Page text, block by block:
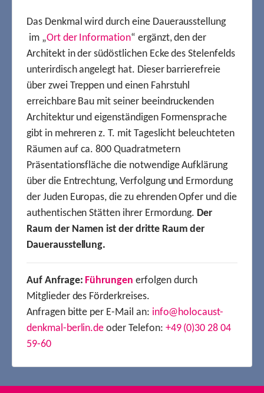
Das Denkmal wird durch eine Dauerausstellung
im „Ort der Information“ ergänzt, den der
Architekt in der südöstlichen Ecke des Stelenfelds
unterirdisch angelegt hat. Dieser barrierefreie
über zwei Treppen und einen Fahrstuhl
erreichbare Bau mit seiner beeindruckenden
Architektur und eigenständigen Formensprache
gibt in mehreren z. T. mit Tageslicht beleuchteten
Räumen auf ca. 800 Quadratmetern
Präsentationsfläche die notwendige Aufklärung
über die Entrechtung, Verfolgung und Ermordung
der Juden Europas, die zu ehrenden Opfer und die
authentischen Stätten ihrer Ermordung. Der
Raum der Namen ist der dritte Raum der
Dauerausstellung.
Auf Anfrage: Führungen erfolgen durch
Mitglieder des Förderkreises.
Anfragen bitte per E-Mail an: info@holocaust-
denkmal-berlin.de oder Telefon: +49 (0)30 28 04
59-60